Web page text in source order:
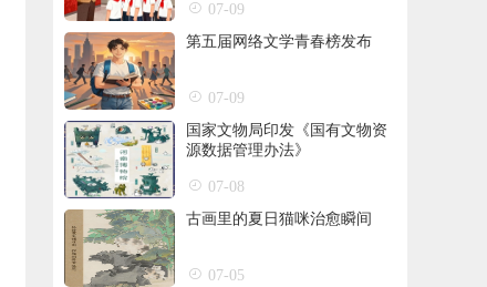
07-09
第五届网络文学青春榜发布
07-09
国家文物局印发《国有文物资
源数据管理办法》
07-08
古画里的夏日猫咪治愈瞬间
07-05